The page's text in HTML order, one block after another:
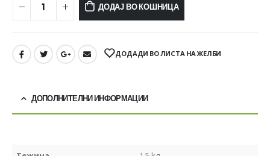
ДОДАЈ ВО КОШНИЦА
ДОДАДИ ВО ЛИСТА НА ЖЕЛБИ
ДОПОЛНИТЕЛНИ ИНФОРМАЦИИ